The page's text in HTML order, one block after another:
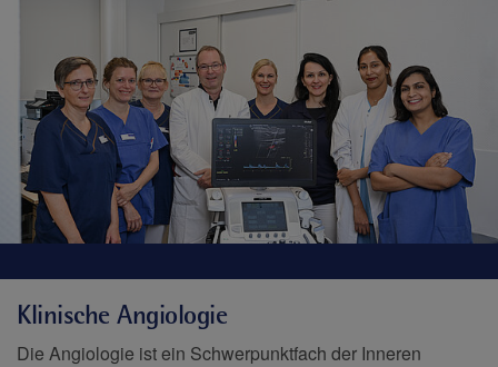
Klinische Angiologie
Die Angiologie ist ein Schwerpunktfach der Inneren